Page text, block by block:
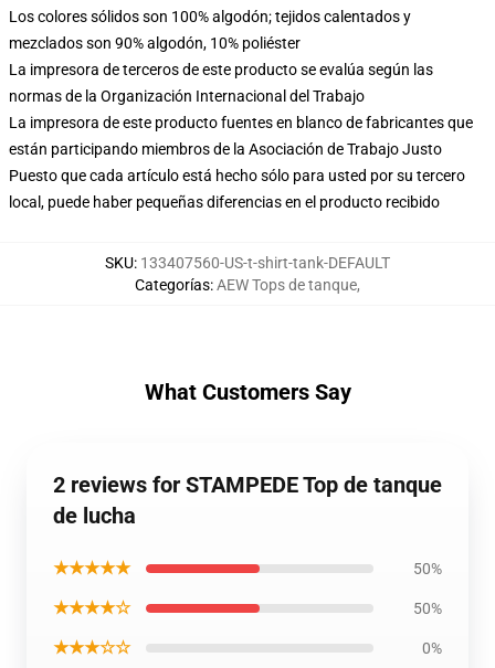
Los colores sólidos son 100% algodón; tejidos calentados y
mezclados son 90% algodón, 10% poliéster
La impresora de terceros de este producto se evalúa según las
normas de la Organización Internacional del Trabajo
La impresora de este producto fuentes en blanco de fabricantes que
están participando miembros de la Asociación de Trabajo Justo
Puesto que cada artículo está hecho sólo para usted por su tercero
local, puede haber pequeñas diferencias en el producto recibido
SKU: 133407560-US-t-shirt-tank-DEFAULT
Categorías:AEW Tops de tanque,
What Customers Say
2 reviews for STAMPEDE Top de tanque
de lucha
★★★★★ 50%
★★★★☆ 50%
★★★☆☆ 0%